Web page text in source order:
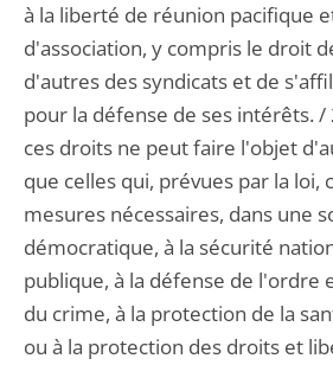
à la liberté de réunion pacifique
d'association, y compris le droit
d'autres des syndicats et de
pour la défense de ses intérêts. /
ces droits ne peut faire l'objet
que celles qui, prévues par la loi,
mesures nécessaires, dans une
démocratique, à la sécurité
publique, à la défense de l'ordre
du crime, à la protection de la
ou à la protection des droits et